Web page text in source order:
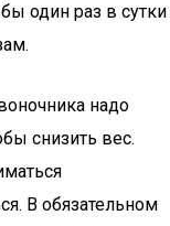
один раз в сутки
надо
снизить вес.
В обязательном